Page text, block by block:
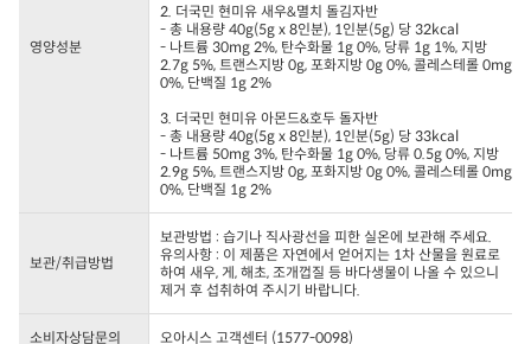
영양성분
2. 더국민 현미유 새우&멸치 돌김자반
- 총 내용량 40g(5g x 8인분), 1인분(5g) 당 32kcal
- 나트륨 30mg 2%, 탄수화물 1g 0%, 당류 1g 1%, 지방
2.7g 5%, 트랜스지방 0g, 포화지방 0g 0%, 콜레스테롤 0mg
0%, 단백질 1g 2%
3. 더국민 현미유 아몬드&호두 돌자반
- 총 내용량 40g(5g x 8인분), 1인분(5g) 당 33kcal
- 나트륨 50mg 3%, 탄수화물 1g 0%, 당류 0.5g 0%, 지방
2.9g 5%, 트랜스지방 0g, 포화지방 0g 0%, 콜레스테롤 0mg
0%, 단백질 1g 2%
보관/취급방법
보관방법 : 습기나 직사광선을 피한 실온에 보관해 주세요.
유의사항 : 이 제품은 자연에서 얻어지는 1차 산물을 원료로
하여 새우, 게, 해초, 조개껍질 등 바다생물이 나올 수 있으니
제거 후 섭취하여 주시기 바랍니다.
소비자상담문의 오아시스 고객센터 (1577-0098)